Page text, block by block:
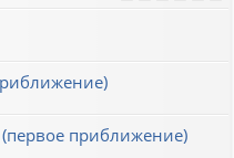
приближение)